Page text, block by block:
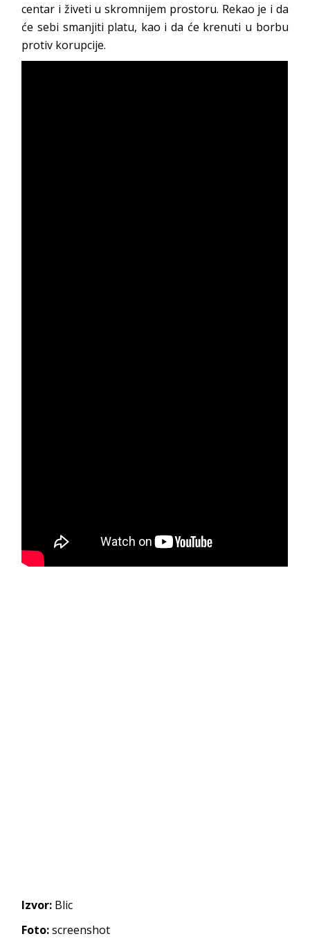
centar i živeti u skromnijem prostoru. Rekao je i da
će sebi smanjiti platu, kao i da će krenuti u borbu
protiv korupcije.
Izvor: Blic
Foto:screenshot